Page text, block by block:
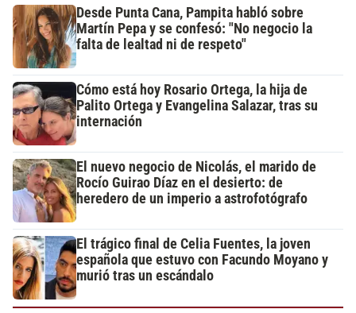
Desde Punta Cana, Pampita habló sobre
Martín Pepa y se confesó: "No negocio la
falta de lealtad ni de respeto"
Cómo está hoy Rosario Ortega, la hija de
Palito Ortega y Evangelina Salazar, tras su
internación
El nuevo negocio de Nicolás, el marido de
Rocío Guirao Díaz en el desierto: de
heredero de un imperio a astrofotógrafo
El trágico final de Celia Fuentes, la joven
española que estuvo con Facundo Moyano y
murió tras un escándalo